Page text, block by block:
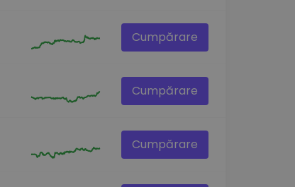
Cumpărare
Cumpărare
Cumpărare